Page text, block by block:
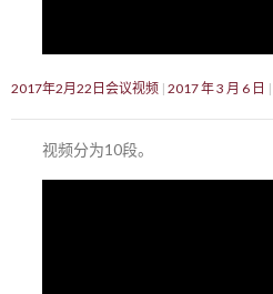
2017年2月22日会议视频 2017 年 3 月 6 日
视频分为10段。